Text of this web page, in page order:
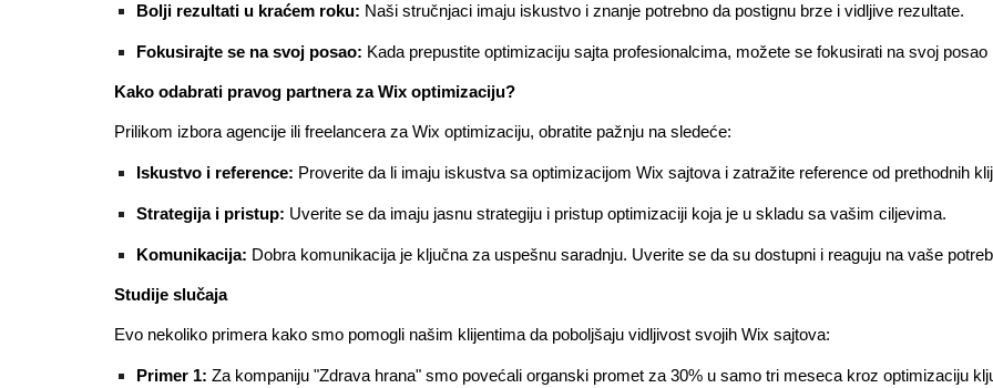
Bolji rezultati u kraćem roku: Naši stručnjaci imaju iskustvo i znanje potrebno da postignu brze i vidljive rezultate.
Fokusirajte se na svoj posao: Kada prepustite optimizaciju sajta profesionalcima, možete se fokusirati na svoj posao
Kako odabrati pravog partnera za Wix optimizaciju?
Prilikom izbora agencije ili freelancera za Wix optimizaciju, obratite pažnju na sledeće:
Iskustvo i reference: Proverite da li imaju iskustva sa optimizacijom Wix sajtova i zatražite reference od prethodnih
Strategija i pristup: Uverite se da imaju jasnu strategiju i pristup optimizaciji koja je u skladu sa vašim ciljevima.
Komunikacija: Dobra komunikacija je ključna za uspešnu saradnju. Uverite se da su dostupni i reaguju na vaše
Studije slučaja
Evo nekoliko primera kako smo pomogli našim klijentima da poboljšaju vidljivost svojih Wix sajtova:
Primer 1: Za kompaniju "Zdrava hrana" smo povećali organski promet za 30% u samo tri meseca kroz optimizaciju